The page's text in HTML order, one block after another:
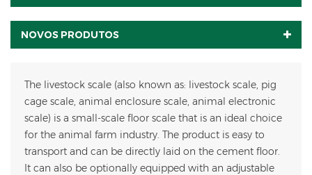
NOVOS PRODUTOS
The livestock scale (also known as: livestock scale, pig
cage scale, animal enclosure scale, animal electronic
scale) is a small-scale floor scale that is an ideal choice
for the animal farm industry. The product is easy to
transport and can be directly laid on the cement floor.
It can also be optionally equipped with an adjustable